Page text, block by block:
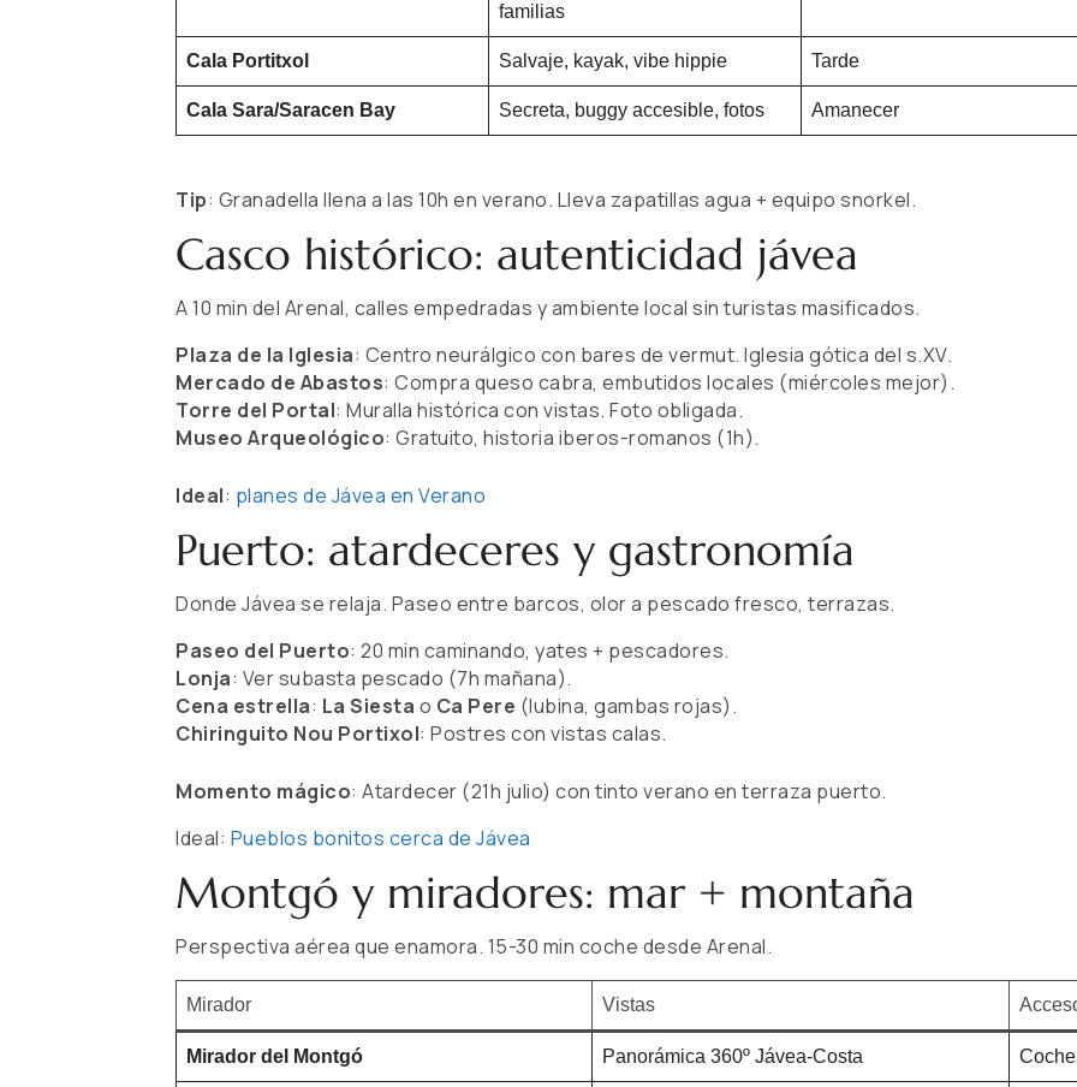
familias
Cala Portitxol Salvaje, kayak, vibe hippie Tarde
Cala Sara/Saracen Bay Secreta, buggy accesible, fotos Amanecer
Tip: Granadella llena a las 10h en verano. Lleva zapatillas agua + equipo snorkel.
Casco histórico: autenticidad jávea
A 10 min del Arenal, calles empedradas y ambiente local sin turistas masificados.
Plaza de la Iglesia: Centro neurálgico con bares de vermut. Iglesia gótica del s.XV.
Mercado de Abastos: Compra queso cabra, embutidos locales (miércoles mejor).
Torre del Portal: Muralla histórica con vistas. Foto obligada.
Museo Arqueológico: Gratuito, historia iberos-romanos (1h).
Ideal: planes de Jávea en Verano
Puerto: atardeceres y gastronomía
Donde Jávea se relaja. Paseo entre barcos, olor a pescado fresco, terrazas.
Paseo del Puerto: 20 min caminando, yates + pescadores.
Lonja: Ver subasta pescado (7h mañana).
Cena estrella: La Siesta o Ca Pere (lubina, gambas rojas).
Chiringuito Nou Portixol: Postres con vistas calas.
Momento mágico: Atardecer (21h julio) con tinto verano en terraza puerto.
Ideal: Pueblos bonitos cerca de Jávea
Montgó y miradores: mar + montaña
Perspectiva aérea que enamora. 15-30 min coche desde Arenal.
Mirador Vistas
Mirador del Montgó Panorámica 360º Jávea-Costa